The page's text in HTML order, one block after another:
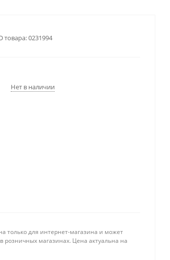
товара:0231994
Нет в наличии
только для интернет-магазина и может
розничных магазинах. Цена актуальна на